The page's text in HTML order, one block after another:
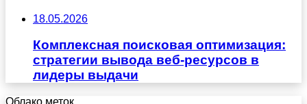
18.05.2026
Комплексная поисковая оптимизация:
стратегии вывода веб-ресурсов в
лидеры выдачи
Облако меток